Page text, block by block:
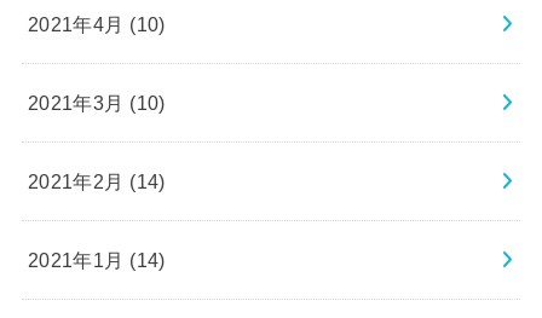
2021年4月 (10)
2021年3月 (10)
2021年2月 (14)
2021年1月 (14)